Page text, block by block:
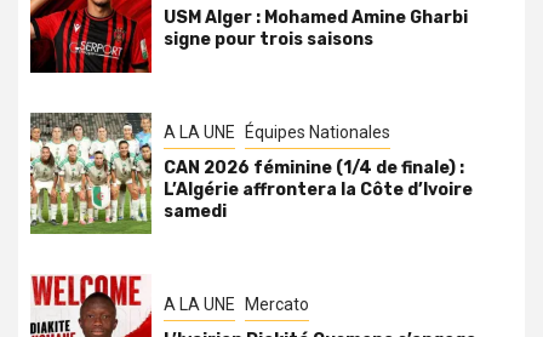
USM Alger : Mohamed Amine Gharbi
signe pour trois saisons
A LA UNE Équipes Nationales
CAN 2026 féminine (1/4 de finale) :
L’Algérie affrontera la Côte d’Ivoire
samedi
A LA UNE Mercato